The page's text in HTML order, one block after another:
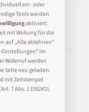
ein- oder
Tools werden
aktiviert.
mit Wirkung für die
auf „Alle ablehnen"
im
Widerruf werden
Seite neu geladen.
mit Zeitstempel
7 Abs. 1 DSGVO).